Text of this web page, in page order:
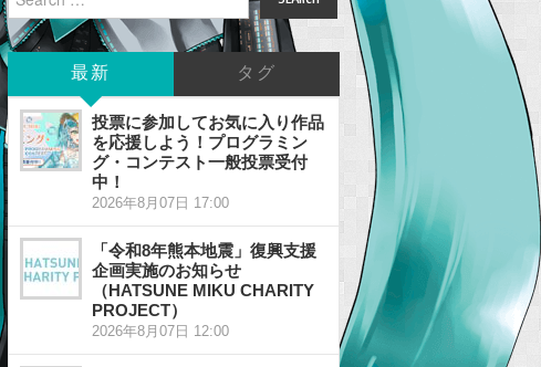
for:
最新 タグ
投票に参加してお気に入り作品
を応援しよう！プログラミン
グ・コンテスト一般投票受付
中！
2026年8月07日 17:00
「令和8年熊本地震」復興支援
企画実施のお知らせ
（HATSUNE MIKU CHARITY
PROJECT）
2026年8月07日 12:00